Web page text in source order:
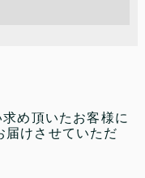
め頂いたお客様に
届けさせていただ